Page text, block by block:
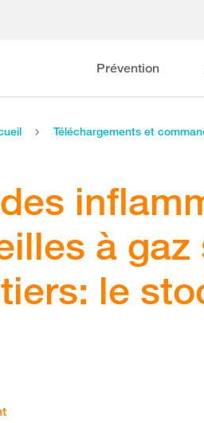
Prévention
Téléchargements et
à gaz
le